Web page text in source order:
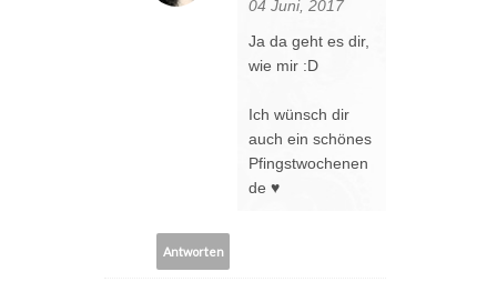
04 Juni, 2017
Ja da geht es dir,
wie mir :D
Ich wünsch dir
auch ein schönes
Pfingstwochenen
de ♥
Antworten